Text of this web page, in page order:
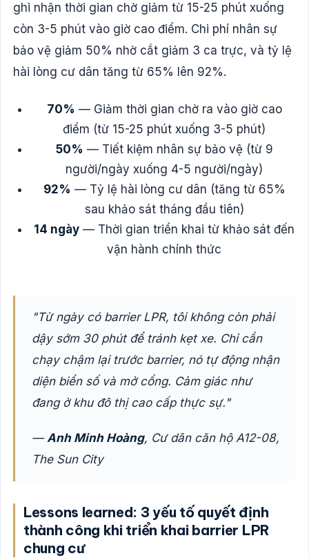
ghi nhận thời gian chờ giảm từ 15-25 phút xuống
còn 3-5 phút vào giờ cao điểm. Chi phí nhân sự
bảo vệ giảm 50% nhờ cắt giảm 3 ca trực, và tỷ lệ
hài lòng cư dân tăng từ 65% lên 92%.
70% — Giảm thời gian chờ ra vào giờ cao
điểm (từ 15-25 phút xuống 3-5 phút)
50% — Tiết kiệm nhân sự bảo vệ (từ 9
người/ngày xuống 4-5 người/ngày)
92% — Tỷ lệ hài lòng cư dân (tăng từ 65%
sau khảo sát tháng đầu tiên)
14 ngày — Thời gian triển khai từ khảo sát đến
vận hành chính thức
"Từ ngày có barrier LPR, tôi không còn phải
dậy sớm 30 phút để tránh kẹt xe. Chỉ cần
chạy chậm lại trước barrier, nó tự động nhận
diện biển số và mở cổng. Cảm giác như
đang ở khu đô thị cao cấp thực sự."
—Anh Minh Hoàng, Cư dân căn hộ A12-08,
The Sun City
Lessons learned: 3 yếu tố quyết định
thành công khi triển khai barrier LPR
chung cư